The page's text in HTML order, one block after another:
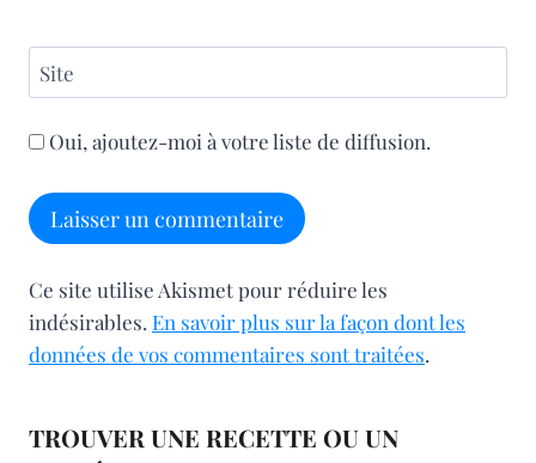
Site
Oui, ajoutez-moi à votre liste de diffusion.
Ce site utilise Akismet pour réduire les
indésirables. En savoir plus sur la façon dont les
données de vos commentaires sont traitées.
TROUVER UNE RECETTE OU UN